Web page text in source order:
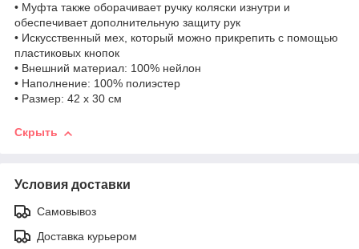
• Муфта также оборачивает ручку коляски изнутри и
обеспечивает дополнительную защиту рук
• Искусственный мех, который можно прикрепить с помощью
пластиковых кнопок
• Внешний материал: 100% нейлон
• Наполнение: 100% полиэстер
• Размер: 42 x 30 см
Скрыть
Условия доставки
Самовывоз
Доставка курьером